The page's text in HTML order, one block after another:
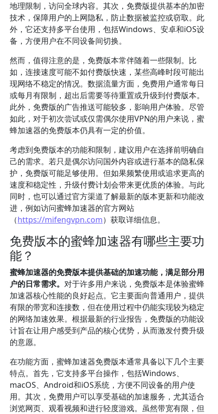
地理限制，访问全球内容。其次，免费版提供基本的加密
技术，保障用户的上网隐私，防止数据被监控或窃取。此
外，它还支持多平台使用，包括Windows、安卓和iOS设
备，方便用户在不同设备间切换。
然而，值得注意的是，免费版本常伴随着一些限制。比
如，连接速度可能不如付费版快速，某些高峰时段可能出
现网络不稳定的情况。数据流量方面，免费用户通常每日
或每月有限制，超出后需要等待重置或升级到付费版本。
此外，免费版的广告推送可能较多，影响用户体验。尽管
如此，对于初次尝试或仅需偶尔使用VPN的用户来说，蜜
蜂加速器的免费版本仍具有一定的价值。
考虑到免费版本的功能和限制，建议用户在选择前明确自
己的需求。若只是偶尔访问国外内容或进行基本的隐私保
护，免费版可能足够使用。但如果频繁使用或追求更高的
速度和稳定性，升级付费计划会带来更优质的体验。与此
同时，也可以通过官方渠道了解最新的版本更新和功能改
进，例如访问蜜蜂加速器的官方网站
（https://mifengvpn.com）获取详细信息。
免费版本的蜜蜂加速器有哪些主要功
能？
蜜蜂加速器的免费版本提供基础的加速功能，满足部分用
户的日常需求。 对于许多用户来说，免费版本是体验蜜蜂
加速器核心性能的良好起点。它主要面向普通用户，提供
有限的带宽和连接数，但在使用过程中仍能实现较为稳定
的网络加速效果。根据最新的行业报告，免费版的功能设
计旨在让用户感受到产品的核心优势，从而激发付费升级
的意愿。
在功能方面，蜜蜂加速器免费版本通常具备以下几个主要
特点。首先，它支持多平台操作，包括Windows、
macOS、Android和iOS系统，方便不同设备的用户使
用。其次，免费用户可以享受基础的加速服务，尤其适合
浏览网页、观看视频和进行轻度游戏。虽然带宽有限，但